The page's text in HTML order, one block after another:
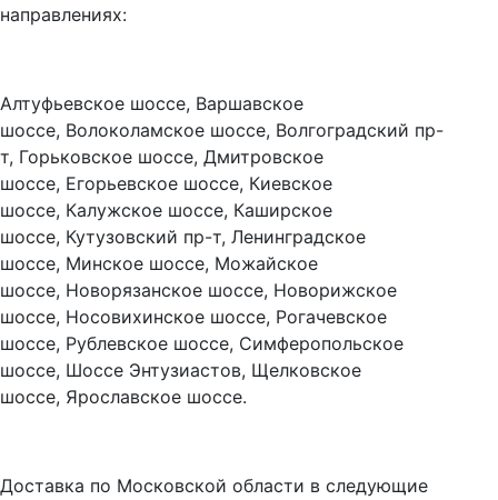
направлениях:
Алтуфьевское шоссе, Варшавское
шоссе, Волоколамское шоссе, Волгоградский пр-
т, Горьковское шоссе, Дмитровское
шоссе, Егорьевское шоссе, Киевское
шоссе, Калужское шоссе, Каширское
шоссе, Кутузовский пр-т, Ленинградское
шоссе, Минское шоссе, Можайское
шоссе, Новорязанское шоссе, Новорижское
шоссе, Носовихинское шоссе, Рогачевское
шоссе, Рублевское шоссе, Симферопольское
шоссе, Шоссе Энтузиастов, Щелковское
шоссе, Ярославское шоссе.
Доставка по Московской области в следующие